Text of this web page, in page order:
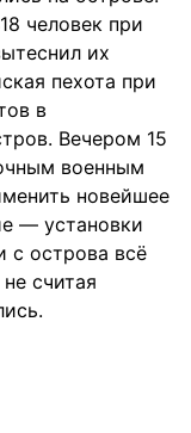
человек при
их
пехота при
в
Вечером 15
военным
новейшее
— установки
с острова всё
считая